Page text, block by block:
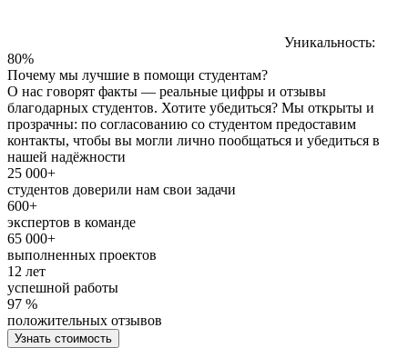
Уникальность:
80%
Почему мы лучшие в помощи студентам?
О нас говорят факты — реальные цифры и отзывы
благодарных студентов. Хотите убедиться? Мы открыты и
прозрачны: по согласованию со студентом предоставим
контакты, чтобы вы могли лично пообщаться и убедиться в
нашей надёжности
25 000+
студентов доверили нам свои задачи
600+
экспертов в команде
65 000+
выполненных проектов
12 лет
успешной работы
97 %
положительных отзывов
Узнать стоимость